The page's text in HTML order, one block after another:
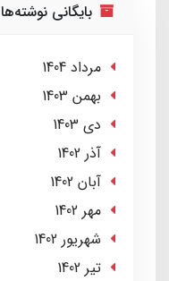
بایگانی نوشته‌ها
مرداد 1404
بهمن 1403
دی 1403
آذر 1402
آبان 1402
مهر 1402
شهریور 1402
تير 1402